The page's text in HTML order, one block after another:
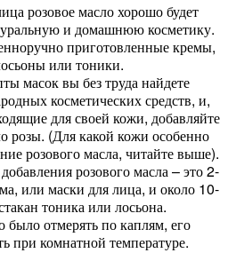
розовое масло хорошо будет
и домашнюю косметику.
приготовленные кремы,
или тоники.
масок вы без труда найдете
косметических средств, и,
для своей кожи, добавляйте
розы. (Для какой кожи особенно
розового масла, читайте выше).
розового масла – это 2-
или маски для лица, и около 10-
тоника или лосьона.
отмерять по каплям, его
при комнатной температуре.